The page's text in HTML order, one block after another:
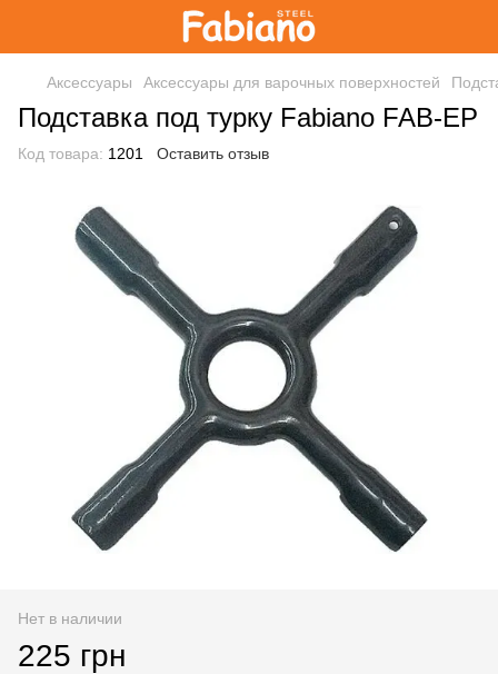
Аксессуары Аксессуары для варочных поверхностей
Подставка под турку Fabiano FAB-EP
Код товара: 1201 Оставить отзыв
Нет в наличии
225 грн